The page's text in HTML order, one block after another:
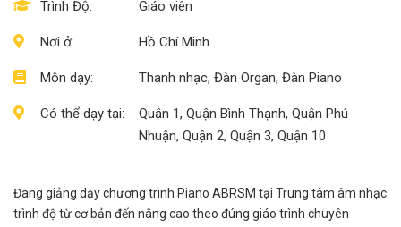
Trình Độ:
Nơi ở:
Môn dạy:
Có thể dạy tại:
Giáo viên
Hồ Chí Minh
Thanh nhạc, Đàn Organ, Đàn Piano
Quận 1, Quận Bình Thạnh, Quận Phú
Nhuận, Quận 2, Quận 3, Quận 10
Đang giảng dạy chương trình Piano ABRSM tại Trung tâm âm nhạc
trình độ từ cơ bản đến nâng cao theo đúng giáo trình chuyên